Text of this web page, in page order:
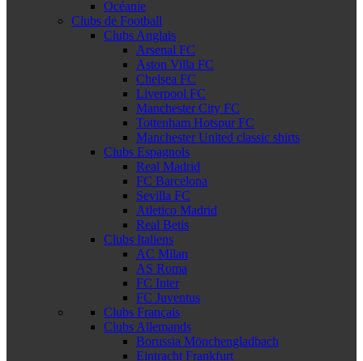
Océanie
Clubs de Football
Clubs Anglais
Arsenal FC
Aston Villa FC
Chelsea FC
Liverpool FC
Manchester City FC
Tottenham Hotspur FC
Manchester United classic shirts
Clubs Espagnols
Real Madrid
FC Barcelona
Sevilla FC
Atletico Madrid
Real Betis
Clubs Italiens
AC Milan
AS Roma
FC Inter
FC Juventus
Clubs Français
Clubs Allemands
Borussia Mönchengladbach
Eintracht Frankfurt